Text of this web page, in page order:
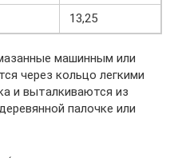
13,25
машинным или
через кольцо легкими
и выталкиваются из
палочке или